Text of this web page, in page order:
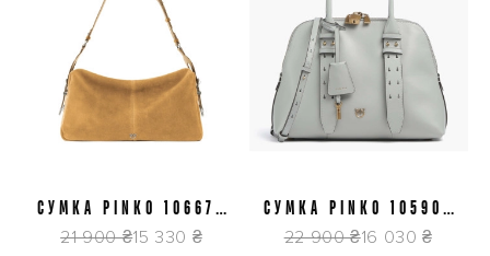
СУМКА PINKO 106678
A0F6 L22O
21 900 ₴15 330 ₴
СУМКА PINKO 105906
A0QO K32Q
22 900 ₴16 030 ₴